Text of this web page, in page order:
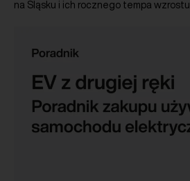
na Śląsku i ich rocznego tempa wzrostu.